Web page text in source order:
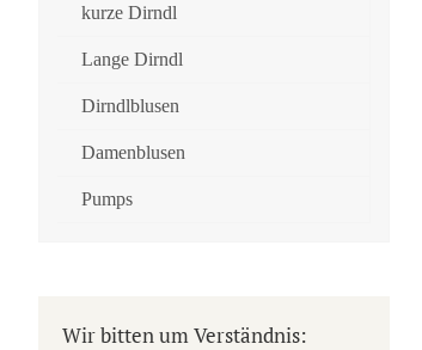
kurze Dirndl
Lange Dirndl
Dirndlblusen
Damenblusen
Pumps
Wir bitten um Verständnis: